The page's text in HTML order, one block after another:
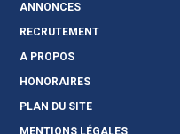
ANNONCES
RECRUTEMENT
A PROPOS
HONORAIRES
PLAN DU SITE